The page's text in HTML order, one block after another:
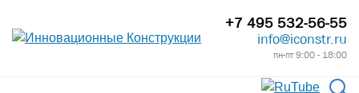
+7 495 532-56-55
info@iconstr.ru
пн-пт 9:00 - 18:00